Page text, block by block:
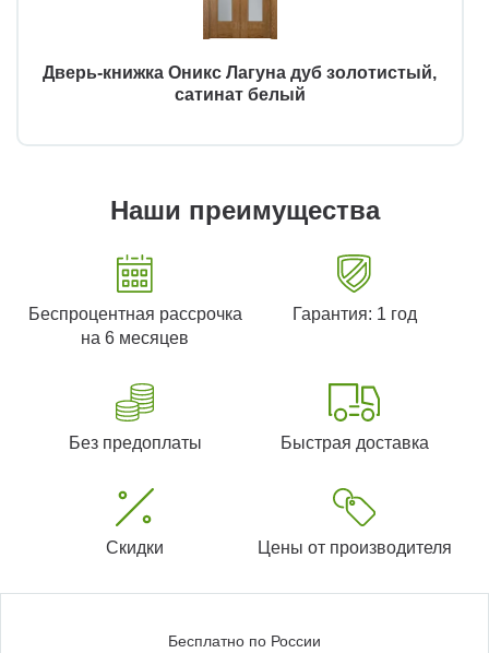
Дверь-книжка Оникс Лагуна дуб золотистый,
сатинат белый
Наши преимущества
Беспроцентная рассрочка
на 6 месяцев
Гарантия: 1 год
Без предоплаты Быстрая доставка
Скидки Цены от производителя
Бесплатно по России